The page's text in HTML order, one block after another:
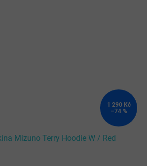
1 290 Kč
–74 %
Mizuno Terry Hoodie W / Red